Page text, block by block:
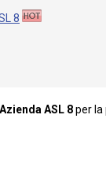
8
Azienda ASL 8per la